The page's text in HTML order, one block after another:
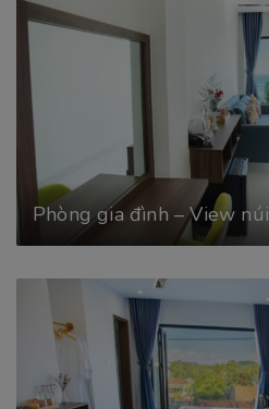
Phòng gia đình – View núi